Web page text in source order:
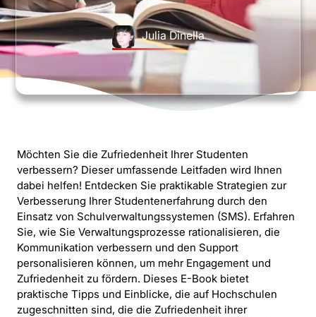
Julia Dinella
Möchten Sie die Zufriedenheit Ihrer Studenten
verbessern? Dieser umfassende Leitfaden wird Ihnen
dabei helfen! Entdecken Sie praktikable Strategien zur
Verbesserung Ihrer Studentenerfahrung durch den
Einsatz von Schulverwaltungssystemen (SMS). Erfahren
Sie, wie Sie Verwaltungsprozesse rationalisieren, die
Kommunikation verbessern und den Support
personalisieren können, um mehr Engagement und
Zufriedenheit zu fördern. Dieses E-Book bietet
praktische Tipps und Einblicke, die auf Hochschulen
zugeschnitten sind, die die Zufriedenheit ihrer